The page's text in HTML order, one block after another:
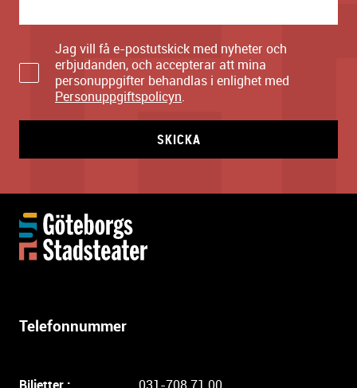
Jag vill få e-postutskick med nyheter och
erbjudanden, och accepterar att mina
personuppgifter behandlas i enlighet med
Personuppgiftspolicyn.
SKICKA
Telefonnummer